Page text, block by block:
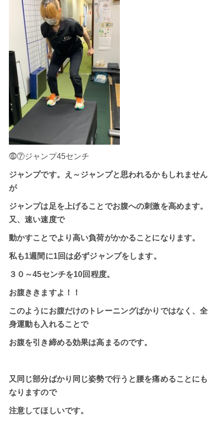
⓺⑦ジャンプ45センチ
ジャンプです。え～ジャンプと思われるかもしれません
が
ジャンプは足を上げることでお腹への刺激を高めます。
又、速い速度で
動かすことでより高い負荷がかかることになります。
私も1週間に1回は必ずジャンプをします。
３０～45センチを10回程度。
お腹ききますよ！！
このようにお腹だけのトレーニングばかりではなく、全
身運動も入れることで
お腹を引き締める効果は高まるのです。
又同じ部分ばかり同じ姿勢で行うと腰を痛めることにも
なりますので
注意してほしいです。